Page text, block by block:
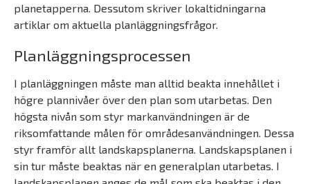
planetapperna. Dessutom skriver lokaltidningarna
artiklar om aktuella planläggningsfrågor.
Planläggningsprocessen
I planläggningen måste man alltid beakta innehållet i
högre plannivåer över den plan som utarbetas. Den
högsta nivån som styr markanvändningen är de
riksomfattande målen för områdesanvändningen. Dessa
styr framför allt landskapsplanerna. Landskapsplanen i
sin tur måste beaktas när en generalplan utarbetas. I